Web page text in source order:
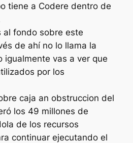
tiene a Codere dentro de
al fondo sobre este
de ahí no lo llama la
igualmente vas a ver que
por los
caja an obstruccion del
los 49 millones de
de los recursos
continuar ejecutando el